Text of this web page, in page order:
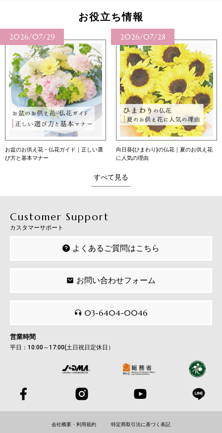
お役立ち情報
選
2026/07/28
向日葵(ひまわり)の仏花｜夏のお供え花
に人気の理由
2026/07/27
向日葵（ひまわり）の花言葉｜本
意味・育て方・贈り方
すべて見る
Customer Support
カスタマーサポート
よくあるご質問はこちら
お問い合わせフォーム
03-6404-0046
営業時間
平日：10:00～17:00(土日祝日定休日）
会社概要・利用規約 特定商取引法に基づく表記